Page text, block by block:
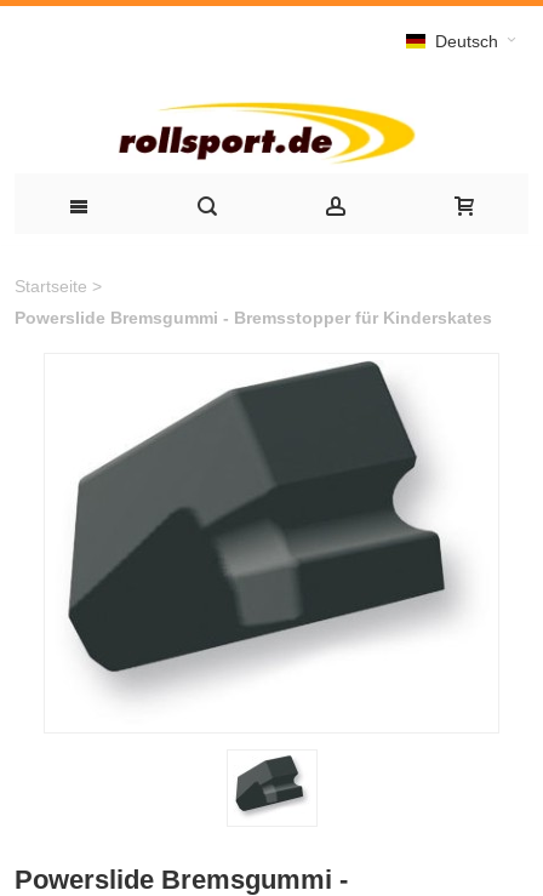
Deutsch
Startseite >
Powerslide Bremsgummi - Bremsstopper für Kinderskates
Powerslide Bremsgummi -